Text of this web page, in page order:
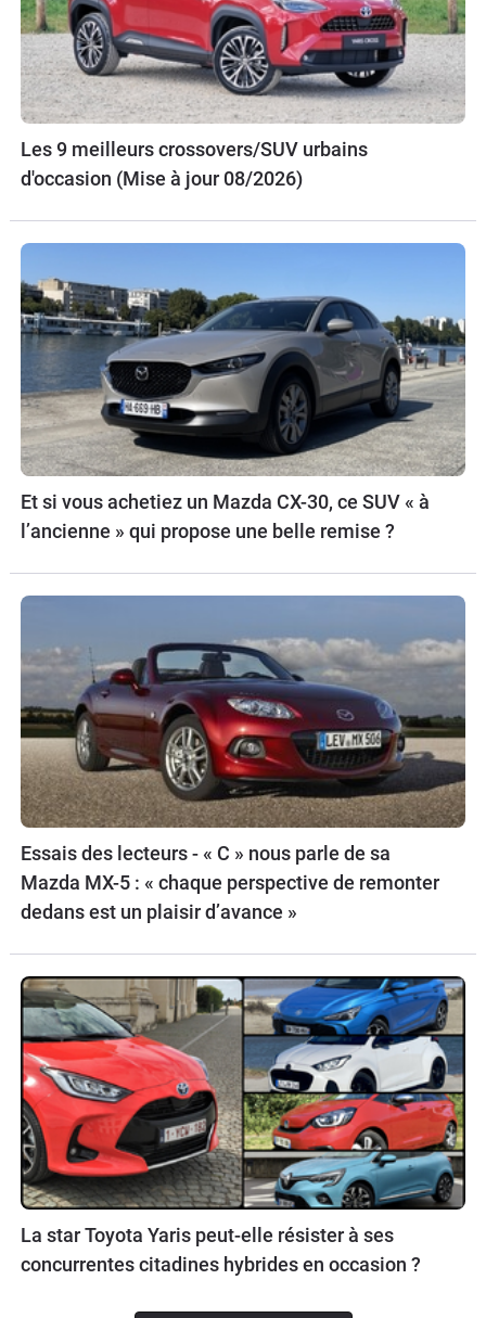
Les 9 meilleurs crossovers/SUV urbains
d'occasion (Mise à jour 08/2026)
Et si vous achetiez un Mazda CX-30, ce SUV « à
l’ancienne » qui propose une belle remise ?
Essais des lecteurs - « C » nous parle de sa
Mazda MX-5 : « chaque perspective de remonter
dedans est un plaisir d’avance »
La star Toyota Yaris peut-elle résister à ses
concurrentes citadines hybrides en occasion ?